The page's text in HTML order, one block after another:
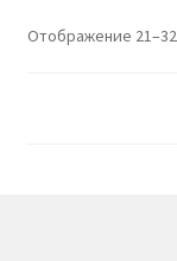
Отображение